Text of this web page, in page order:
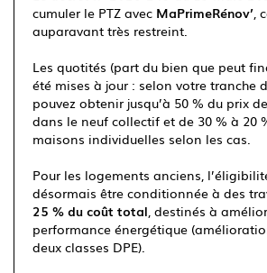
cumuler le PTZ avec MaPrimeRénov’,
auparavant très restreint.
Les quotités (part du bien que peut
été mises à jour : selon votre tranche
pouvez obtenir jusqu’à 50 % du prix
dans le neuf collectif et de 30 % à 20
maisons individuelles selon les cas.
Pour les logements anciens,
désormais être conditionnée à des
25 % du coût total, destinés à
performance énergétique
deux classes DPE).